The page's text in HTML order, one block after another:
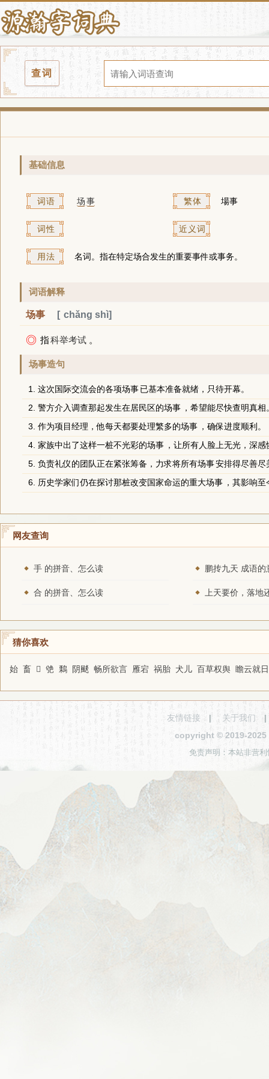
查词
基础信息
词语 场事 繁体 場事
词性 近义词
用法 名词。指在特定场合发生的重要事件或事务。
词语解释
场事 chǎng shì
◎ 指科举考试 。
场事造句
1. 这次国际交流会的各项场事已基本准备就绪，只待开幕。
2. 警方介入调查那起发生在居民区的场事 ，希望能尽快查明真相
3. 作为项目经理，他每天都要处理繁多的场事 ，确保进度顺利。
4. 家族中出了这样一桩不光彩的场事 ，让所有人脸上无光，深感
5. 负责礼仪的团队正在紧张筹备，力求将所有场事安排得尽善尽
6. 历史学家们仍在探讨那桩改变国家命运的重大场事 ，其影响
网友查询
手 的拼音、怎么读 鹏抟九天 成语的
合 的拼音、怎么读
猜你喜欢
始 畜 𦻁 䒊 鷅 阴颷 畅所欲言 雁宕 祸胎 犬儿 百草权舆 瞻云就日
友情链接 | 关于我们
copyright © 2019-2025
免责声明：本站非营